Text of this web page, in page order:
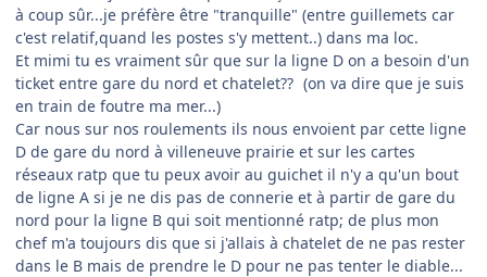
à coup sûr...je préfère être "tranquille" (entre guillemets car
c'est relatif,quand les postes s'y mettent..) dans ma loc.
Et mimi tu es vraiment sûr que sur la ligne D on a besoin d'un
ticket entre gare du nord et chatelet?? (on va dire que je suis
en train de foutre ma mer...)
Car nous sur nos roulements ils nous envoient par cette ligne
D de gare du nord à villeneuve prairie et sur les cartes
réseaux ratp que tu peux avoir au guichet il n'y a qu'un bout
de ligne A si je ne dis pas de connerie et à partir de gare du
nord pour la ligne B qui soit mentionné ratp; de plus mon
chef m'a toujours dis que si j'allais à chatelet de ne pas rester
dans le B mais de prendre le D pour ne pas tenter le diable...